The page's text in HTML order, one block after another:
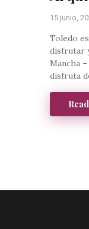
15 junio,
Toledo
disfrutar
Mancha
disfruta